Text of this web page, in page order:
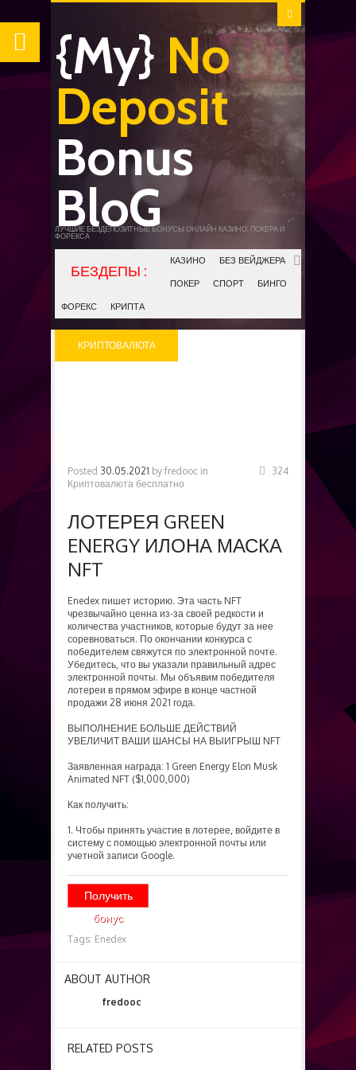
{My} No
Deposit
Bonus
BloG
ЛУЧШИЕ БЕЗДЕПОЗИТНЫЕ БОНУСЫ ОНЛАЙН КАЗИНО, ПОКЕРА И
ФОРЕКСА
КАЗИНО БЕЗ ВЕЙДЖЕРА
ПОКЕР СПОРТ БИНГО
ФОРЕКС КРИПТА
КРИПТОВАЛЮТА
Posted 30.05.2021 by fredooc in
Криптовалюта бесплатно
324
ЛОТЕРЕЯ GREEN
ENERGY ИЛОНА МАСКА
NFT
Enedex пишет историю. Эта часть NFT
чрезвычайно ценна из-за своей редкости и
количества участников, которые будут за нее
соревноваться. По окончании конкурса с
победителем свяжутся по электронной почте.
Убедитесь, что вы указали правильный адрес
электронной почты. Мы объявим победителя
лотереи в прямом эфире в конце частной
продажи 28 июня 2021 года.
ВЫПОЛНЕНИЕ БОЛЬШЕ ДЕЙСТВИЙ
УВЕЛИЧИТ ВАШИ ШАНСЫ НА ВЫИГРЫШ NFT
Заявленная награда: 1 Green Energy Elon Musk
Animated NFT ($1,000,000)
Как получить:
1. Чтобы принять участие в лотерее, войдите в
систему с помощью электронной почты или
учетной записи Google.
Получить
бонус
Tags: Enedex
ABOUT AUTHOR
fredooc
RELATED POSTS